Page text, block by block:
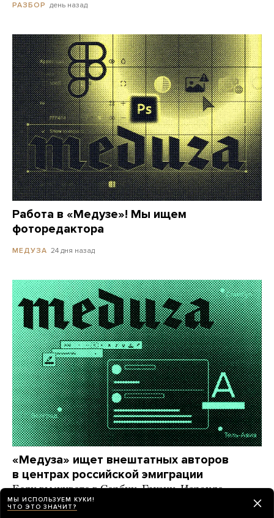
РАЗБОР день назад
Работа в «Медузе»! Мы ищем
фоторедактора
МЕДУЗА 24 дня назад
«Медуза» ищет внештатных авторов
в центрах российской эмиграции
Если вы живете в Сербии, Грузии, Израиле
и других странах, где большое русскоязычное
МЫ ИСПОЛЬЗУЕМ КУКИ!
ЧТО ЭТО ЗНАЧИТ?